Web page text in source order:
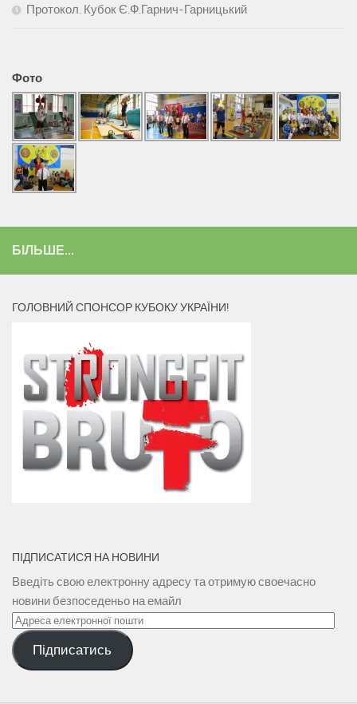
Протокол. Кубок Є.Ф.Гарнич-Гарницький
Фото
БІЛЬШЕ...
ГОЛОВНИЙ СПОНСОР КУБОКУ УКРАЇНИ!
ПІДПИСАТИСЯ НА НОВИНИ
Введіть свою електронну адресу та отримую своечасно
новини безпоседеньо на емайл
Адреса
електронної
поштиПідписатись